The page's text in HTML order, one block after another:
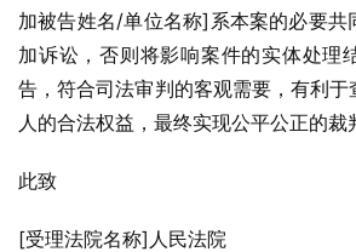
加被告姓名/单位名称]系本案的必要共
加诉讼，否则将影响案件的实体处理
告，符合司法审判的客观需要，有利
人的合法权益，最终实现公平公正的裁
此致
[受理法院名称]人民法院